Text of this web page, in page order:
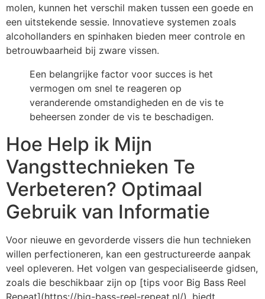
molen, kunnen het verschil maken tussen een goede en
een uitstekende sessie. Innovatieve systemen zoals
alcohollanders en spinhaken bieden meer controle en
betrouwbaarheid bij zware vissen.
Een belangrijke factor voor succes is het
vermogen om snel te reageren op
veranderende omstandigheden en de vis te
beheersen zonder de vis te beschadigen.
Hoe Help ik Mijn
Vangsttechnieken Te
Verbeteren? Optimaal
Gebruik van Informatie
Voor nieuwe en gevorderde vissers die hun technieken
willen perfectioneren, kan een gestructureerde aanpak
veel opleveren. Het volgen van gespecialiseerde gidsen,
zoals die beschikbaar zijn op [tips voor Big Bass Reel
Repeat](https://big-bass-reel-repeat.nl/), biedt